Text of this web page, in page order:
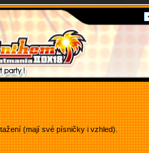
(mají své písničky i vzhled).